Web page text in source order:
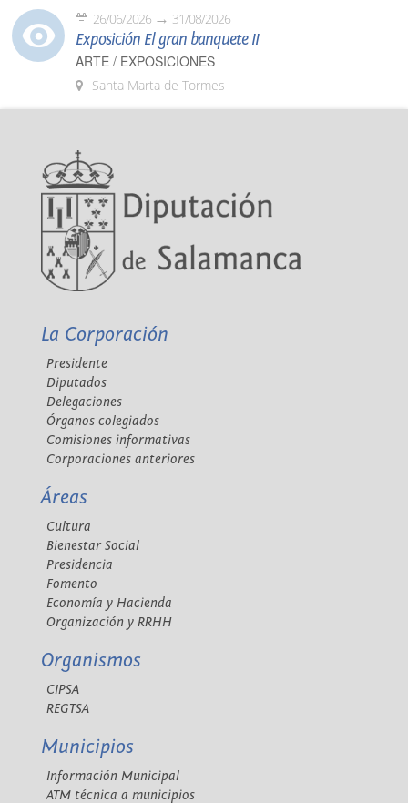
26/06/2026 31/08/2026
Exposición El gran banquete II
ARTE / EXPOSICIONES
Santa Marta de Tormes
La Corporación
Presidente
Diputados
Delegaciones
Órganos colegiados
Comisiones informativas
Corporaciones anteriores
Áreas
Cultura
Bienestar Social
Presidencia
Fomento
Economía y Hacienda
Organización y RRHH
Organismos
CIPSA
REGTSA
Municipios
Información Municipal
ATM técnica a municipios